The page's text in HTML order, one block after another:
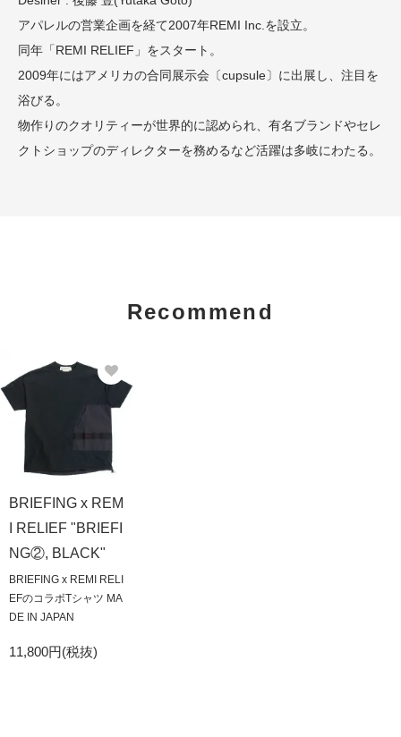
アパレルの営業企画を経て2007年REMI Inc.を設立。
同年「REMI RELIEF」をスタート。
2009年にはアメリカの合同展示会〔cupsule〕に出展し、注目を
浴びる。
物作りのクオリティーが世界的に認められ、有名ブランドやセレ
クトショップのディレクターを務めるなど活躍は多岐にわたる。
Recommend
BRIEFING x REM
I RELIEF "BRIEFI
NG②, BLACK"
BRIEFING x REMI RELI
EFのコラボTシャツ MA
DE IN JAPAN
11,800円(税抜)